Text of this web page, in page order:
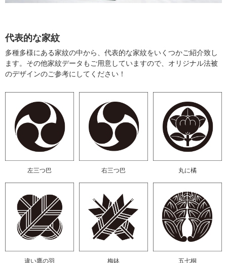
代表的な家紋
多種多様にある家紋の中から、代表的な家紋をいくつかご紹介致し
ます。その他家紋データもご用意していますので、オリジナル法被
のデザインのご参考にしてください！
左三つ巴 右三つ巴 丸に橘
違い鷹の羽 梅鉢 五七桐